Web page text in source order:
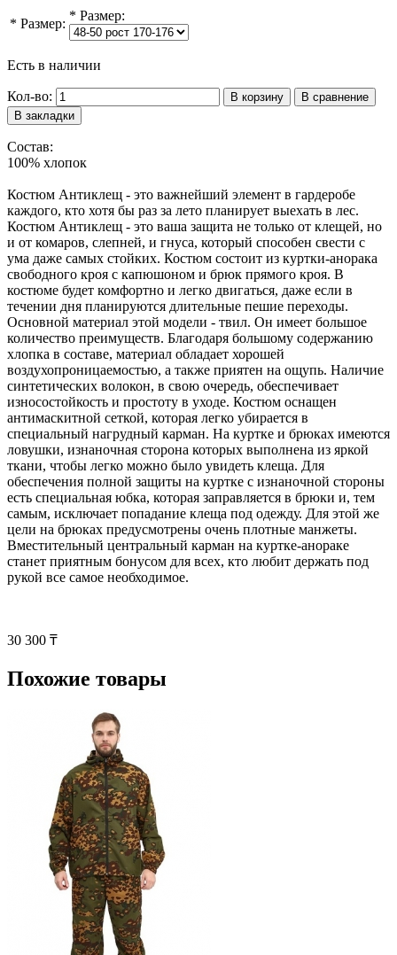
* Размер:
* Размер:
Есть в наличии
Кол-во: В корзину
В сравнение
В закладки
Состав:
100% хлопок
Костюм Антиклещ - это важнейший элемент в гардеробе
каждого, кто хотя бы раз за лето планирует выехать в лес.
Костюм Антиклещ - это ваша защита не только от клещей, но
и от комаров, слепней, и гнуса, который способен свести с
ума даже самых стойких. Костюм состоит из куртки-анорака
свободного кроя с капюшоном и брюк прямого кроя. В
костюме будет комфортно и легко двигаться, даже если в
течении дня планируются длительные пешие переходы.
Основной материал этой модели - твил. Он имеет большое
количество преимуществ. Благодаря большому содержанию
хлопка в составе, материал обладает хорошей
воздухопроницаемостью, а также приятен на ощупь. Наличие
синтетических волокон, в свою очередь, обеспечивает
износостойкость и простоту в уходе. Костюм оснащен
антимаскитной сеткой, которая легко убирается в
специальный нагрудный карман. На куртке и брюках имеются
ловушки, изнаночная сторона которых выполнена из яркой
ткани, чтобы легко можно было увидеть клеща. Для
обеспечения полной защиты на куртке с изнаночной стороны
есть специальная юбка, которая заправляется в брюки и, тем
самым, исключает попадание клеща под одежду. Для этой же
цели на брюках предусмотрены очень плотные манжеты.
Вместительный центральный карман на куртке-анораке
станет приятным бонусом для всех, кто любит держать под
рукой все самое необходимое.
30 300 ₸
Похожие товары